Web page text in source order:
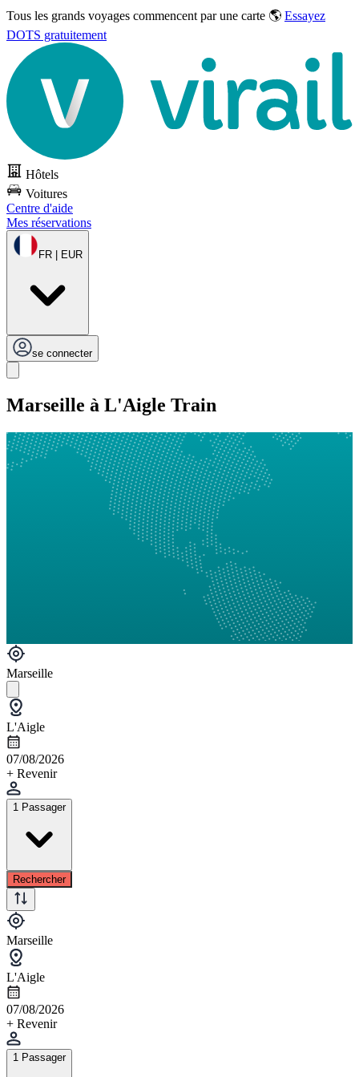
Tous les grands voyages commencent par une carte 🌎 Essayez
DOTS gratuitement
Hôtels
Voitures
Centre d'aide
Mes réservations
FR | EUR
se connecter
Marseille à L'Aigle Train
Marseille
L'Aigle
07/08/2026
+ Revenir
1 Passager
Rechercher
Marseille
L'Aigle
07/08/2026
+ Revenir
1 Passager